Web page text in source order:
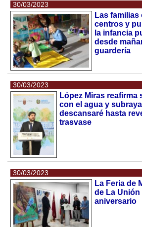
30/03/2023
Las
centros y
la infancia
desde
guardería
30/03/2023
López Miras
con el agua y
descansaré hasta
trasvase
30/03/2023
La Feria de
de La Unión
aniversario